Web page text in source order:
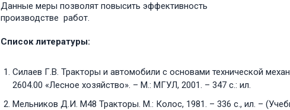
Данные меры позволят повысить эффективность и
производстве работ.
Список литературы:
Силаев Г.В. Тракторы и автомобили с основами технической
2604.00 «Лесное хозяйство». – М.: МГУЛ, 2001. – 347 с.: ил.
Мельников Д.И. М48 Тракторы. М.: Колос, 1981. – 336 с., ил. –